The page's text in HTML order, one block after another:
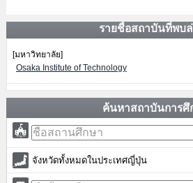
รายชื่อสถาบันที่พบ
[มหาวิทยาลัย]
Osaka Institute of Technology
ค้นหาสถาบันการศึ
จังหวัดทั้งหมดในประเทศญี่ปุ่น